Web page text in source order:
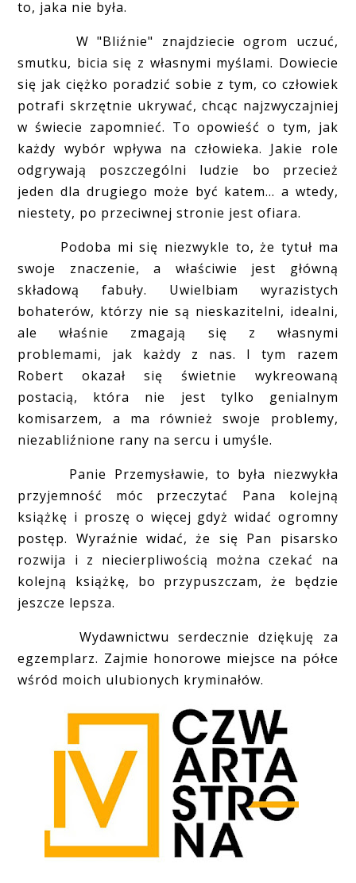
to, jaka nie była.
W "Bliźnie" znajdziecie ogrom uczuć,
smutku, bicia się z własnymi myślami. Dowiecie
się jak ciężko poradzić sobie z tym, co człowiek
potrafi skrzętnie ukrywać, chcąc najzwyczajniej
w świecie zapomnieć. To opowieść o tym, jak
każdy wybór wpływa na człowieka. Jakie role
odgrywają poszczególni ludzie bo przecież
jeden dla drugiego może być katem... a wtedy,
niestety, po przeciwnej stronie jest ofiara.
Podoba mi się niezwykle to, że tytuł ma
swoje znaczenie, a właściwie jest główną
składową fabuły. Uwielbiam wyrazistych
bohaterów, którzy nie są nieskazitelni, idealni,
ale właśnie zmagają się z własnymi
problemami, jak każdy z nas. I tym razem
Robert okazał się świetnie wykreowaną
postacią, która nie jest tylko genialnym
komisarzem, a ma również swoje problemy,
niezabliźnione rany na sercu i umyśle.
Panie Przemysławie, to była niezwykła
przyjemność móc przeczytać Pana kolejną
książkę i proszę o więcej gdyż widać ogromny
postęp. Wyraźnie widać, że się Pan pisarsko
rozwija i z niecierpliwością można czekać na
kolejną książkę, bo przypuszczam, że będzie
jeszcze lepsza.
Wydawnictwu serdecznie dziękuję za
egzemplarz. Zajmie honorowe miejsce na półce
wśród moich ulubionych kryminałów.